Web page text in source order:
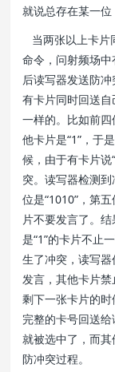
就说总存在某一位
当两张以上卡片
命令，问射频场中
后读写器发送防
有卡片同时回送
一样的。比如前
他卡片是“1”，于
候，由于有卡片说
突。读写器检测
位是“1010”，第
片不要发言了。
是“1”的卡片不止
生了冲突，读写
发言，其他卡片
剩下一张卡片的
完整的卡号回送
就被选中了，而
防冲突过程。